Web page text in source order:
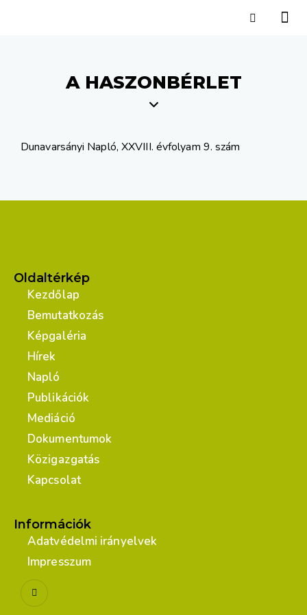
A HASZONBÉRLET
Dunavarsányi Napló, XXVIII. évfolyam 9. szám
Oldaltérkép
Kezdőlap
Bemutatkozás
Képgaléria
Hírek
Napló
Publikációk
Mediáció
Dokumentumok
Közigazgatás
Kapcsolat
Információk
Adatvédelmi irányelvek
Impresszum